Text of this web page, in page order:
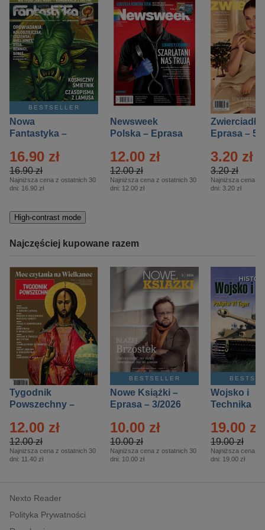
BESTSELLER
Nowa
Fantastyka –
16.90 zł
16.90 zł
Najniższa cena z ostatnich 30
dni: 16.90 zł
Newsweek
Polska – Eprasa
12.00 zł
12.00 zł
Najniższa cena z ostatnich 30
dni: 12.00 zł
Zwierciadło
Eprasa – 5/
3.20 zł
3.20 zł
Najniższa cena z
dni: 3.20 zł
High-contrast mode
Najczęściej kupowane razem
Tygodnik
Powszechny –
12.00 zł
12.00 zł
Najniższa cena z ostatnich 30
dni: 11.40 zł
BESTSELLER
Nowe Książki –
Eprasa – 3/2026
10.00 zł
10.00 zł
Najniższa cena z ostatnich 30
dni: 10.00 zł
Wojsko i
Technika
– 2/2026
19.00 zł
19.00 zł
Najniższa cena z
dni: 19.00 zł
Nexto Reader
Polityka Prywatności